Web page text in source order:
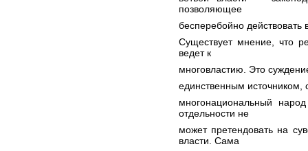
позволяющее
бесперебойно действовать
Существует мнение, что
ведет к
многовластию. Это
единственным источником,
многонациональный
отдельности не
может претендовать на
власти. Сама